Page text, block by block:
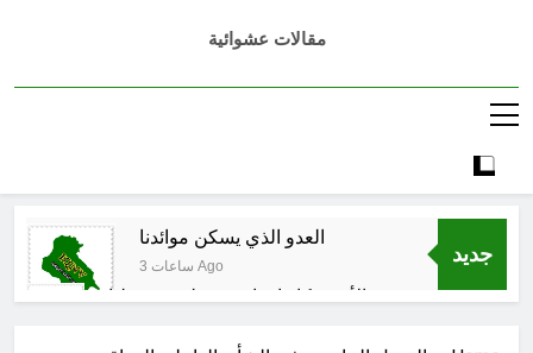
مقالات عشوائية
جديد
العدو الذي يسكن موائدنا
3 ساعات Ago
بالأمس كانوا يراهنون على سقوطنا
4 ساعات Ago